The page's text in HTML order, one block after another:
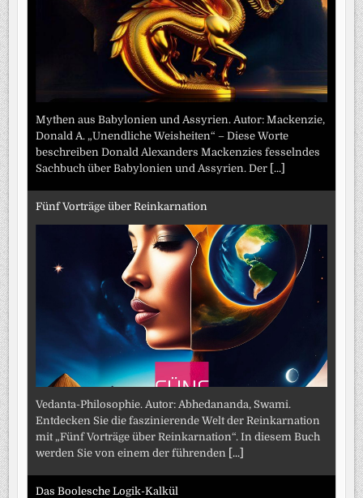
Mythen aus Babylonien und Assyrien. Autor: Mackenzie,
Donald A. „Unendliche Weisheiten“ – Diese Worte
beschreiben Donald Alexanders Mackenzies fesselndes
Sachbuch über Babylonien und Assyrien. Der [...]
Fünf Vorträge über Reinkarnation
Vedanta-Philosophie. Autor: Abhedananda, Swami.
Entdecken Sie die faszinierende Welt der Reinkarnation
mit „Fünf Vorträge über Reinkarnation“. In diesem Buch
werden Sie von einem der führenden [...]
Das Boolesche Logik-Kalkül